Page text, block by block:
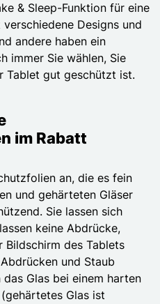
& Sleep-Funktion für eine
Designs und
andere haben ein
immer Sie wählen, Sie
Tablet gut geschützt ist.
im Rabatt
an, die es fein
und gehärteten Gläser
Sie lassen sich
keine Abdrücke,
Bildschirm des Tablets
und Staub
Glas bei einem harten
Glas ist